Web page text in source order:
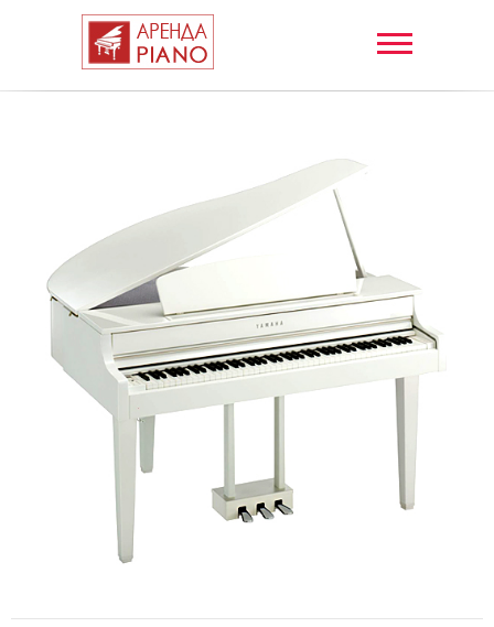
АРЕНДА
Москве и
Подмосковье
+7 (495) 792-
00-93